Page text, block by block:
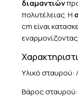
διαμαντιών
πολυτέλειας. Η
cm είναι
Υλικό σταυρού:
Βάρος